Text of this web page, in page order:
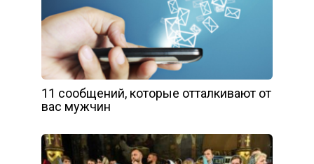
11 сообщений, которые отталкивают от
вас мужчин